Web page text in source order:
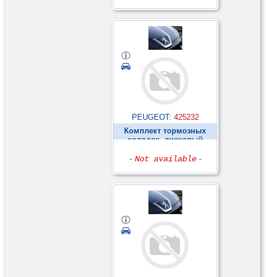
PEUGEOT: 425232
Комплект тормозных
колодок, дисковый
- Not available -